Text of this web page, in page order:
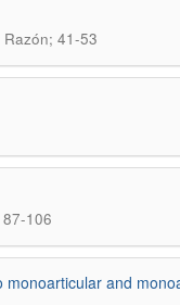
41-53
106
and